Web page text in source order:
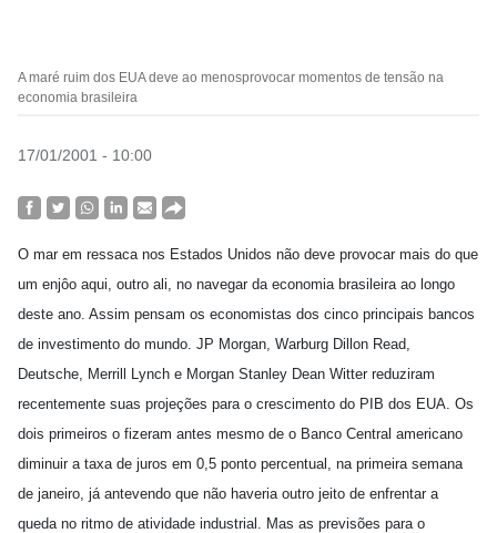
A maré ruim dos EUA deve ao menosprovocar momentos de tensão na
economia brasileira
17/01/2001 - 10:00
O mar em ressaca nos Estados Unidos não deve provocar mais do que
um enjôo aqui, outro ali, no navegar da economia brasileira ao longo
deste ano. Assim pensam os economistas dos cinco principais bancos
de investimento do mundo. JP Morgan, Warburg Dillon Read,
Deutsche, Merrill Lynch e Morgan Stanley Dean Witter reduziram
recentemente suas projeções para o crescimento do PIB dos EUA. Os
dois primeiros o fizeram antes mesmo de o Banco Central americano
diminuir a taxa de juros em 0,5 ponto percentual, na primeira semana
de janeiro, já antevendo que não haveria outro jeito de enfrentar a
queda no ritmo de atividade industrial. Mas as previsões para o